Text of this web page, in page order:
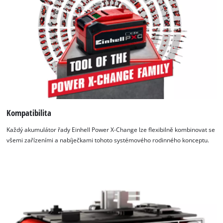
závěsná oka umožňují snadnou montáž na stěnu. Technologie
rychlého nabíjení zajišťuje krátké doby nabíjení; inteligentní
řízení nabíjení baterii neustále sleduje pro optimální průběh
nabíjení a maximální bezpečnost. Režim Refresh umožňuje
reaktivovat hluboce vybité baterie. Všechny aktuální informace
poskytuje 6stupňový LED indikátor stavu.
Kompatibilita
Každý akumulátor řady Einhell Power X-Change lze flexibilně kombinovat se
všemi zařízeními a nabíječkami tohoto systémového rodinného konceptu.